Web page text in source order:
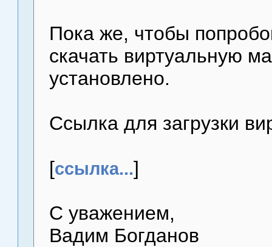
Пока же, чтобы
скачать виртуальную
установлено.
Ссылка для загрузки
[ссылка...]
С уважением,
Вадим Богданов